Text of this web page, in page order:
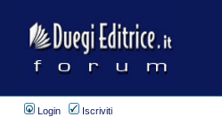
Login Iscriviti